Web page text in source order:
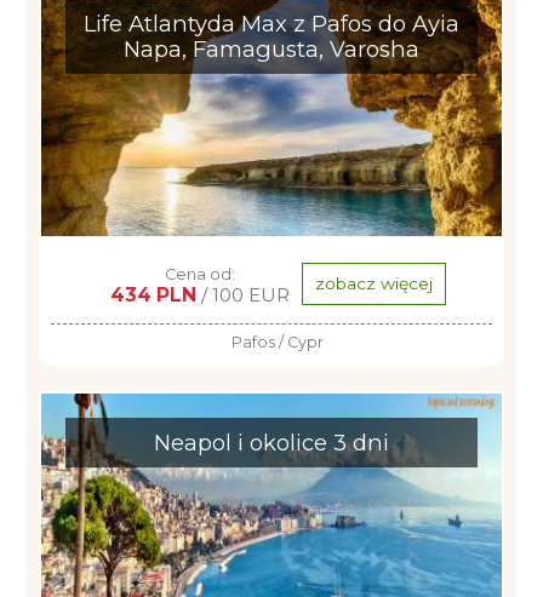
Life Atlantyda Max z Pafos do Ayia
Napa, Famagusta, Varosha
Cena od:
434 PLN / 100 EUR zobacz więcej
Pafos / Cypr
Neapol i okolice 3 dni